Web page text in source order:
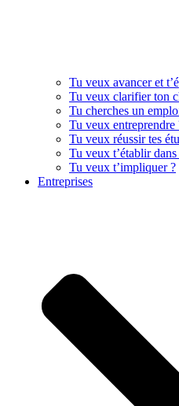
Tu veux avancer et
Tu veux clarifier ton
Tu cherches un
Tu veux entreprendre
Tu veux réussir tes
Tu veux t’établir
Tu veux t’impliquer ?
Entreprises